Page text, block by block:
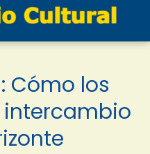
Cómo los